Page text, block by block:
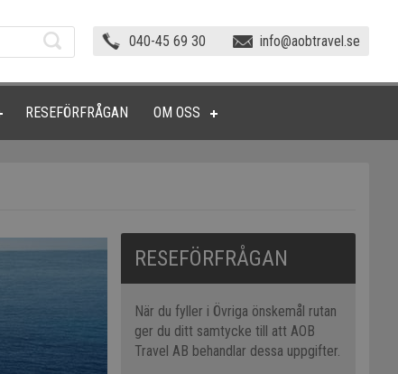
040-45 69 30 info@aobtravel.se
RESEFÖRFRÅGAN OM OSS
RESEFÖRFRÅGAN
När du fyller i Övriga önskemål rutan
ger du ditt samtycke till att AOB
Travel AB behandlar dessa uppgifter.